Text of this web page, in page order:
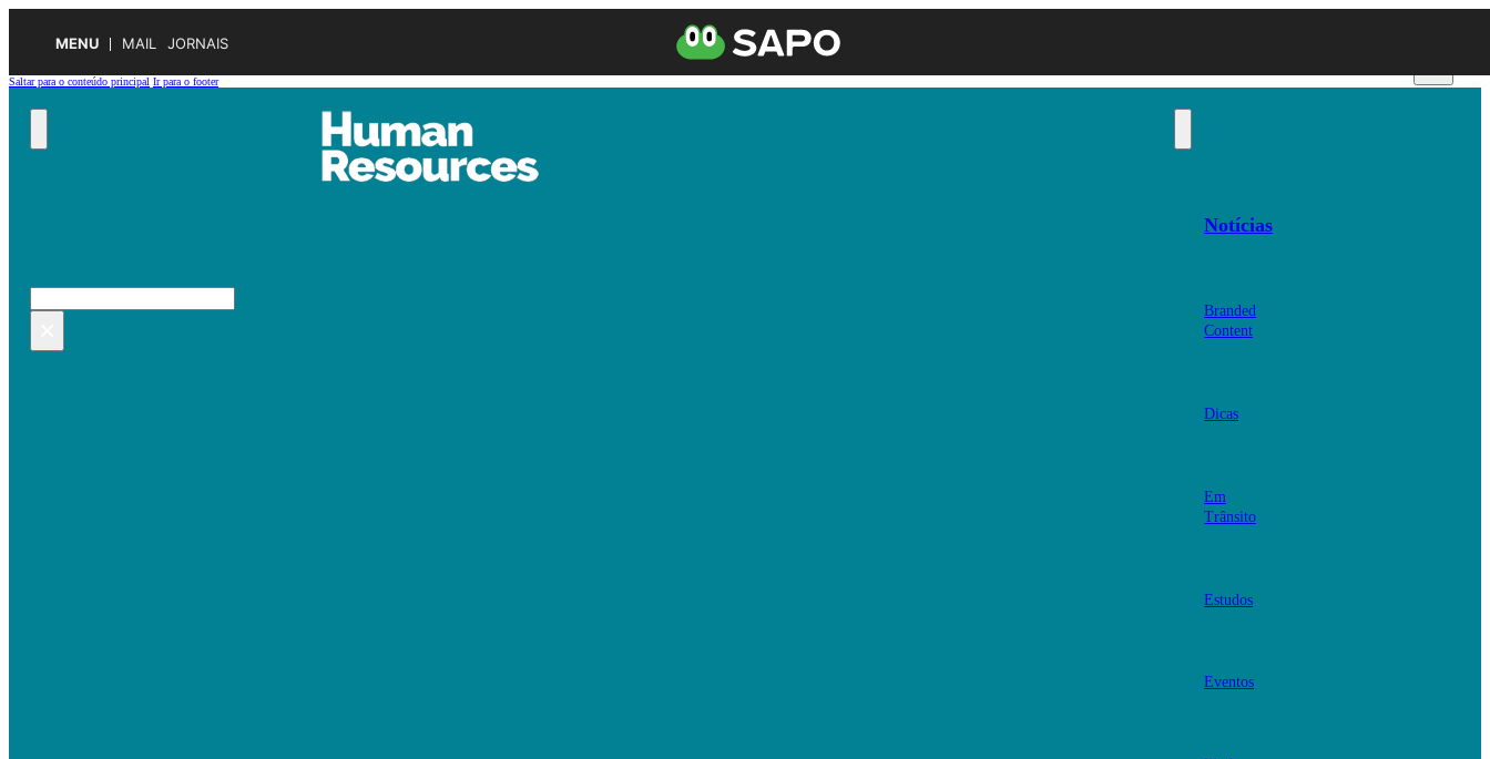
MENU MAIL JORNAIS
Saltar para o conteúdo principal Ir para o footer
Pesquisar
Notícias
Branded
Content
Dicas
Em
Trânsito
Estudos
Eventos